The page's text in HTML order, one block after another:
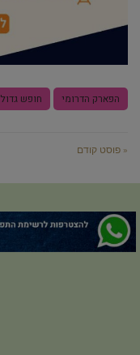
הפארק הדרומי חופש גדול
« פוסט קודם